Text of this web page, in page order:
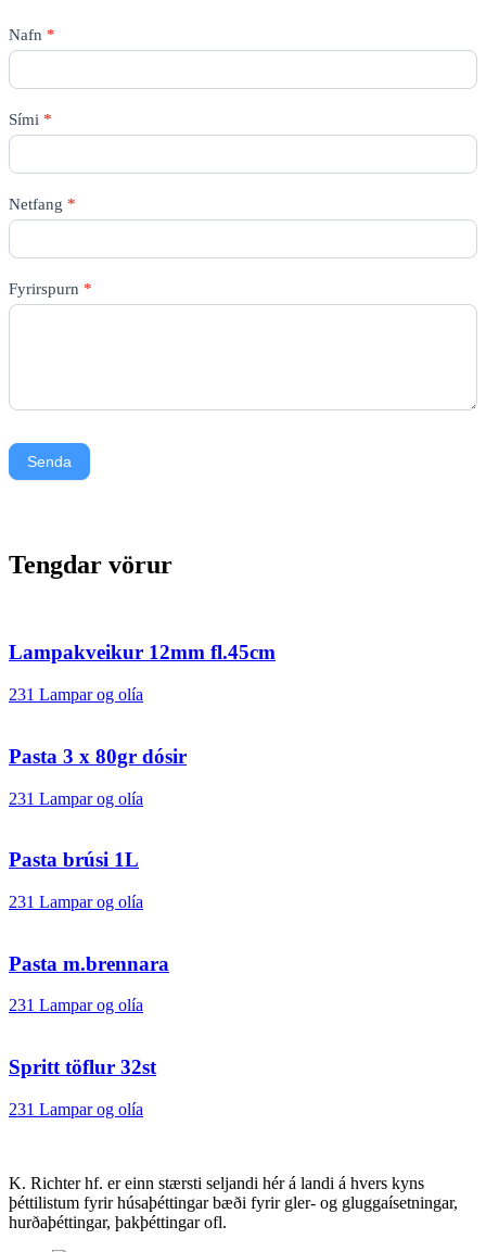
Nafn *
Sími *
Netfang *
Fyrirspurn *
Senda
Tengdar vörur
Lampakveikur 12mm fl.45cm
231 Lampar og olía
Pasta 3 x 80gr dósir
231 Lampar og olía
Pasta brúsi 1L
231 Lampar og olía
Pasta m.brennara
231 Lampar og olía
Spritt töflur 32st
231 Lampar og olía
K. Richter hf. er einn stærsti seljandi hér á landi á hvers kyns
þéttilistum fyrir húsaþéttingar bæði fyrir gler- og gluggaísetningar,
hurðaþéttingar, þakþéttingar ofl.